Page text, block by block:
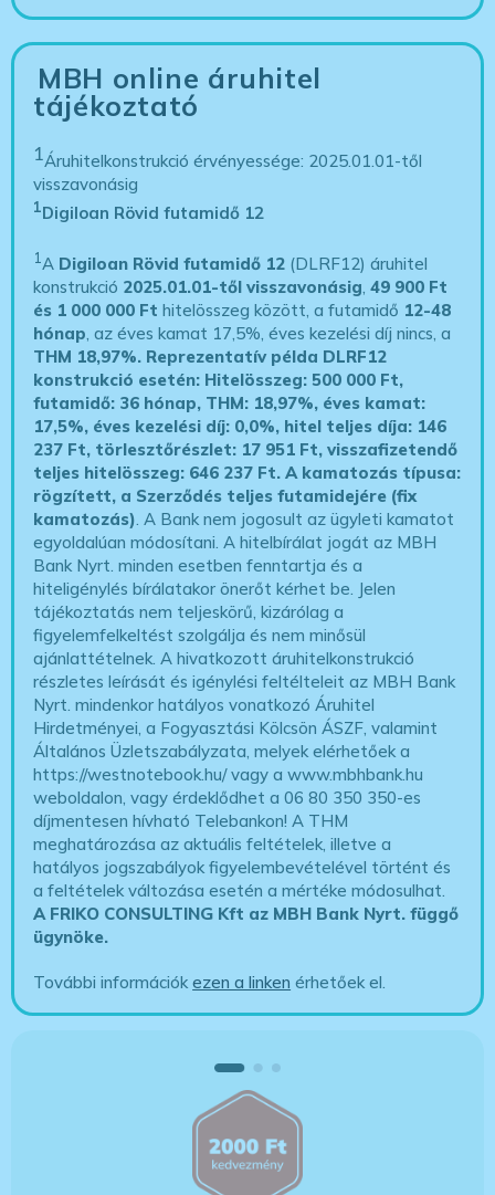
MBH online áruhitel
tájékoztató
1Áruhitelkonstrukció érvényessége: 2025.01.01-től
visszavonásig
1Digiloan Rövid futamidő 12
1 A Digiloan Rövid futamidő 12 (DLRF12) áruhitel
konstrukció 2025.01.01-től visszavonásig ,49 900 Ft
és 1 000 000 Ft hitelösszeg között, a futamidő 12-48
hónap , az éves kamat 17,5%, éves kezelési díj nincs, a
THM 18,97%. Reprezentatív példa DLRF12
konstrukció esetén: Hitelösszeg: 500 000 Ft,
futamidő: 36 hónap, THM: 18,97%, éves kamat:
17,5%, éves kezelési díj: 0,0%, hitel teljes díja: 146
237 Ft, törlesztőrészlet: 17 951 Ft, visszafizetendő
teljes hitelösszeg: 646 237 Ft.A kamatozás típusa:
rögzített, a Szerződés teljes futamidejére (fix
kamatozás) . A Bank nem jogosult az ügyleti kamatot
egyoldalúan módosítani. A hitelbírálat jogát az MBH
Bank Nyrt. minden esetben fenntartja és a
hiteligénylés bírálatakor önerőt kérhet be. Jelen
tájékoztatás nem teljeskörű, kizárólag a
figyelemfelkeltést szolgálja és nem minősül
ajánlattételnek. A hivatkozott áruhitelkonstrukció
részletes leírását és igénylési feltélteleit az MBH Bank
Nyrt. mindenkor hatályos vonatkozó Áruhitel
Hirdetményei, a Fogyasztási Kölcsön ÁSZF, valamint
Általános Üzletszabályzata, melyek elérhetőek a
https://westnotebook.hu/vagy a www.mbhbank.hu
weboldalon, vagy érdeklődhet a 06 80 350 350-es
díjmentesen hívható Telebankon! A THM
meghatározása az aktuális feltételek, illetve a
hatályos jogszabályok figyelembevételével történt és
a feltételek változása esetén a mértéke módosulhat.
A FRIKO CONSULTING Kft az MBH Bank Nyrt. függő
ügynöke.
További információkezen a linken érhetőek el.